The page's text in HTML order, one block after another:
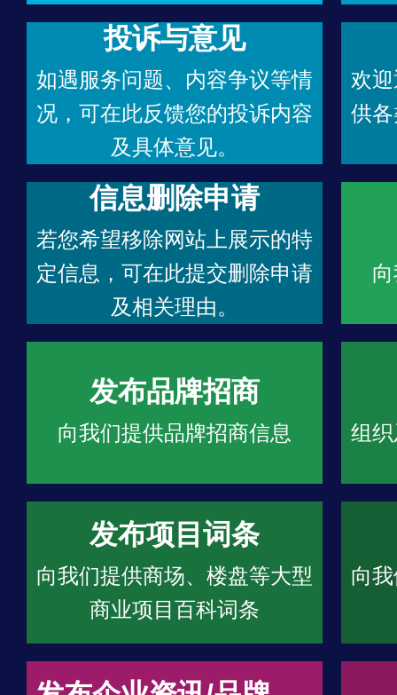
投诉与意见
如遇服务问题、内容争议等情
况，可在此反馈您的投诉内容
及具体意见。
欢
供
信息删除申请
若您希望移除网站上展示的特
定信息，可在此提交删除申请
及相关理由。
发布品牌招商
向我们提供品牌招商信息 组
发布项目词条
向我们提供商场、楼盘等大型
商业项目百科词条
向